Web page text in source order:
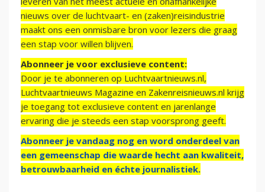
nieuws over de luchtvaart- en (zaken)reisindustrie
maakt ons een onmisbare bron voor lezers die graag
een stap voor willen blijven.
Abonneer je voor exclusieve content:
Door je te abonneren op Luchtvaartnieuws.nl,
Luchtvaartnieuws Magazine en Zakenreisnieuws.nl krijg
je toegang tot exclusieve content en jarenlange
ervaring die je steeds een stap voorsprong geeft.
Abonneer je vandaag nog en word onderdeel van
een gemeenschap die waarde hecht aan kwaliteit,
betrouwbaarheid en échte journalistiek.